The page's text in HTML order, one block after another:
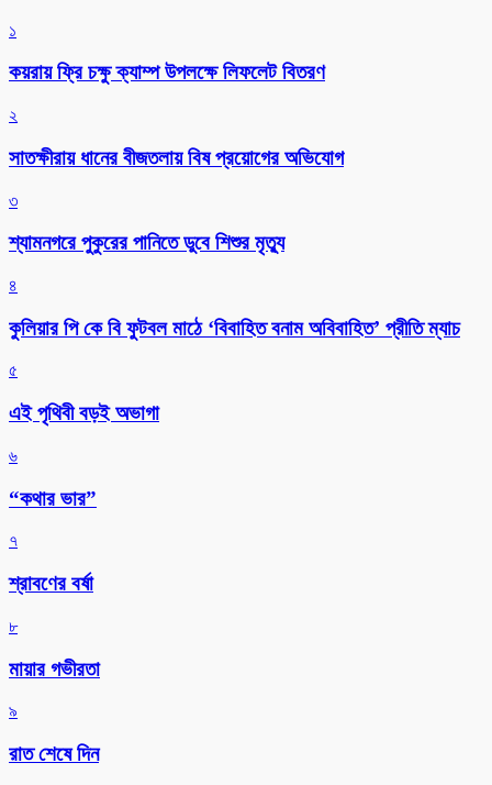
১
কয়রায় ফ্রি চক্ষু ক্যাম্প উপলক্ষে লিফলেট বিতরণ
২
সাতক্ষীরায় ধানের বীজতলায় বিষ প্রয়োগের অভিযোগ
৩
শ্যামনগরে পুকুরের পানিতে ডুবে শিশুর মৃত্যু
৪
কুলিয়ার পি কে বি ফুটবল মাঠে ‘বিবাহিত বনাম অবিবাহিত’ প্রীতি ম্যাচ
৫
এই পৃথিবী বড়ই অভাগা
৬
“কথার ভার”
৭
শ্রাবণের বর্ষা
৮
মায়ার গভীরতা
৯
রাত শেষে দিন